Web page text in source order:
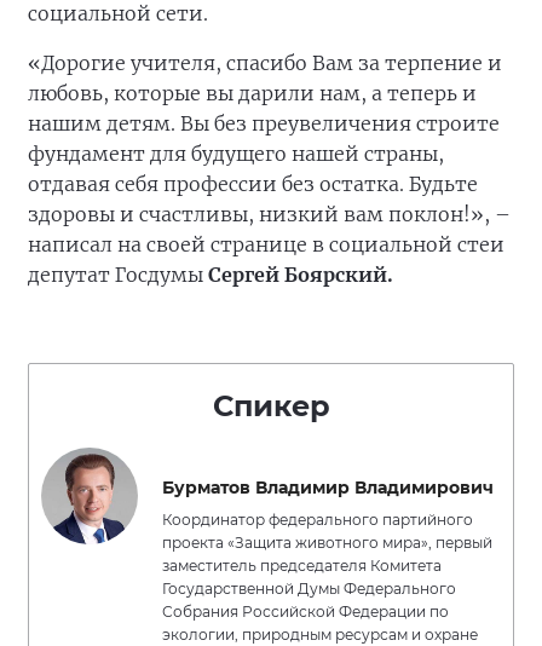
социальной сети.
«Дорогие учителя, спасибо Вам за терпение и
любовь, которые вы дарили нам, а теперь и
нашим детям. Вы без преувеличения строите
фундамент для будущего нашей страны,
отдавая себя профессии без остатка. Будьте
здоровы и счастливы, низкий вам поклон!», –
написал на своей странице в социальной стеи
депутат Госдумы Сергей Боярский.
Спикер
Бурматов Владимир Владимирович
Координатор федерального партийного
проекта «Защита животного мира», первый
заместитель председателя Комитета
Государственной Думы Федерального
Собрания Российской Федерации по
экологии, природным ресурсам и охране